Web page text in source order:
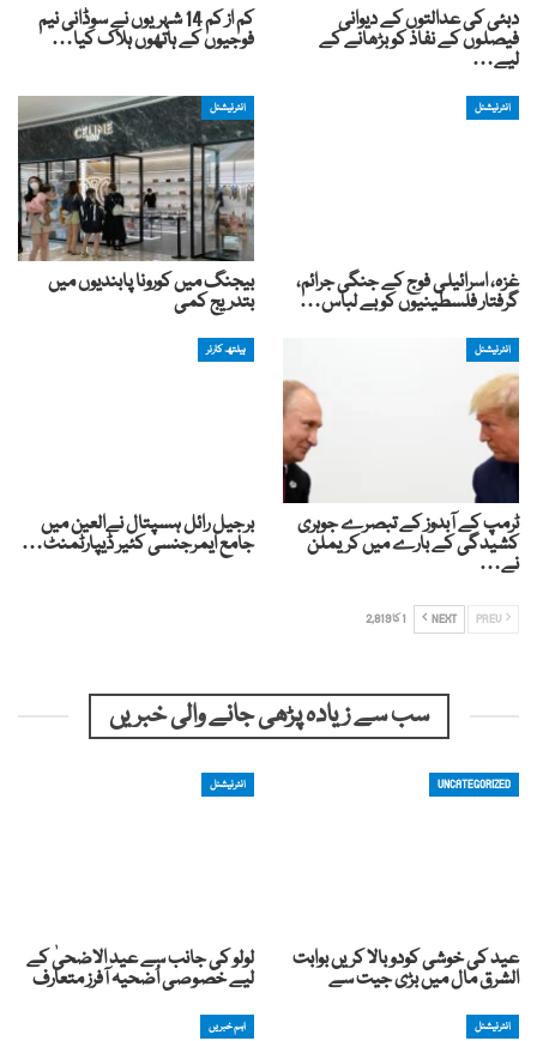
دبئی کی عدالتوں کے دیوانی
فیصلوں کے نفاذ کو بڑھانے کے
لیے…
کم از کم 14 شہریوں نے سوڈانی نیم
فوجیوں کے ہاتھوں ہلاک کیا…
انٹرنیشنل
غزہ، اسرائیلی فوج کے جنگی جرائم،
گرفتار فلسطینیوں کو بے لباس…
انٹرنیشنل
بیجنگ میں کورونا پابندیوں میں
بتدریج کمی
انٹرنیشنل
ٹرمپ کے آبدوز کے تبصرے جوہری
کشیدگی کے بارے میں کریملن
نے…
ہیلتھ کارنر
برجیل رائل ہسپتال نےالعین میں
جامع ایمرجنسی کئیر ڈیپارٹمنٹ…
NEXT 1 کا 2,819
سب سے زیادہ پڑھی جانے والی خبریں
UNCATEGORIZED
عید کی خوشی کودوبالا کریں بوابت
الشرق مال میں بڑی جیت سے
انٹرنیشنل
لولو کی جانب سے عید الاضحیٰ کے
لیے خصوصی اُضحیہ آفرز متعارف
انٹرنیشنل اہم خبریں